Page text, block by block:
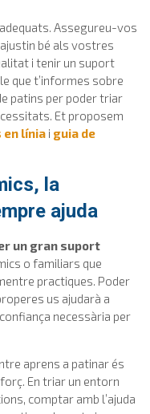
Assegureu-vos
bé als vostres
i tenir un suport
que t’informes sobre
patins per poder triar
Et proposem
en línia i guia de
la
ajuda
un gran suport
o familiars que
practiques. Poder
us ajudarà a
necessària per
aprens a patinar és
En triar un entorn
comptar amb l’ajuda